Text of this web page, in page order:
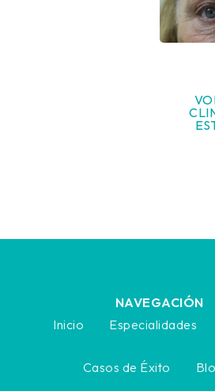
NAVEGACIÓN
Inicio
Especialidades
Casos de Éxito